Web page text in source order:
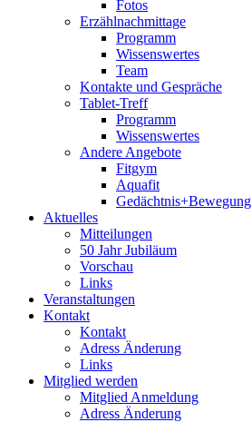
Fotos
Erzählnachmittage
Programm
Wissenswertes
Team
Kontakte und Gespräche
Tablet-Treff
Programm
Wissenswertes
Andere Angebote
Fitgym
Aquafit
Gedächtnis+Bewegung
Aktuelles
Mitteilungen
50 Jahr Jubiläum
Vorschau
Links
Veranstaltungen
Kontakt
Kontakt
Adress Änderung
Links
Mitglied werden
Mitglied Anmeldung
Adress Änderung